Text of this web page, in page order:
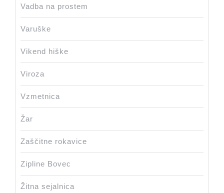
Vadba na prostem
Varuške
Vikend hiške
Viroza
Vzmetnica
Žar
Zaščitne rokavice
Zipline Bovec
Žitna sejalnica